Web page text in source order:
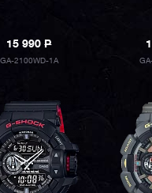
15 990P
GA-2100WD-1A